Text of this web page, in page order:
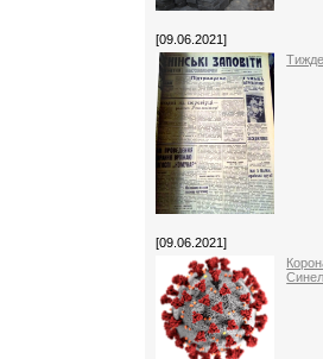
[09.06.2021]
[09.06.2021]